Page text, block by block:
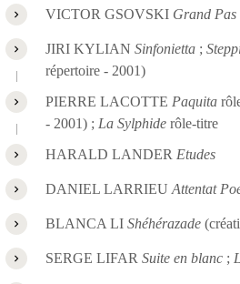
VICTOR GSOVSKI Grand Pas
JIRI KYLIAN Sinfonietta ;
répertoire - 2001)
PIERRE LACOTTE Paquita
- 2001) ; La Sylphide rôle-titre
HARALD LANDER Etudes
DANIEL LARRIEU Attentat
BLANCA LI Shéhérazade
SERGE LIFAR Suite en blanc ;